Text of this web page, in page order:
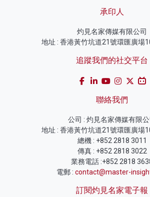
承印人
灼見名家傳媒有限公司
地址 : 香港黃竹坑道21號環匯廣場
追蹤我們的社交平台
聯絡我們
公司 : 灼見名家傳媒有限公
地址 : 香港黃竹坑道21號環匯廣場
總機 : +852 2818 3011
傳真 : +852 2818 3022
業務電話 :+852 2818
電郵 : contact@master-
訂閱灼見名家電子報